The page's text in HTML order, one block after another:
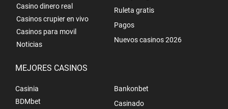
Casino dinero real
Casinos crupier en vivo
Casinos para movil
Noticias
Ruleta gratis
Pagos
Nuevos casinos 2026
MEJORES CASINOS
Casinia
BDMbet
Bankonbet
Casinado